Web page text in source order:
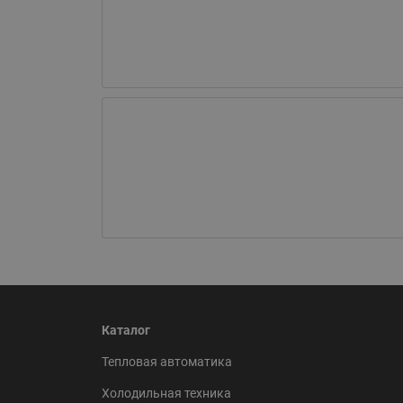
Каталог
Тепловая автоматика
Холодильная техника